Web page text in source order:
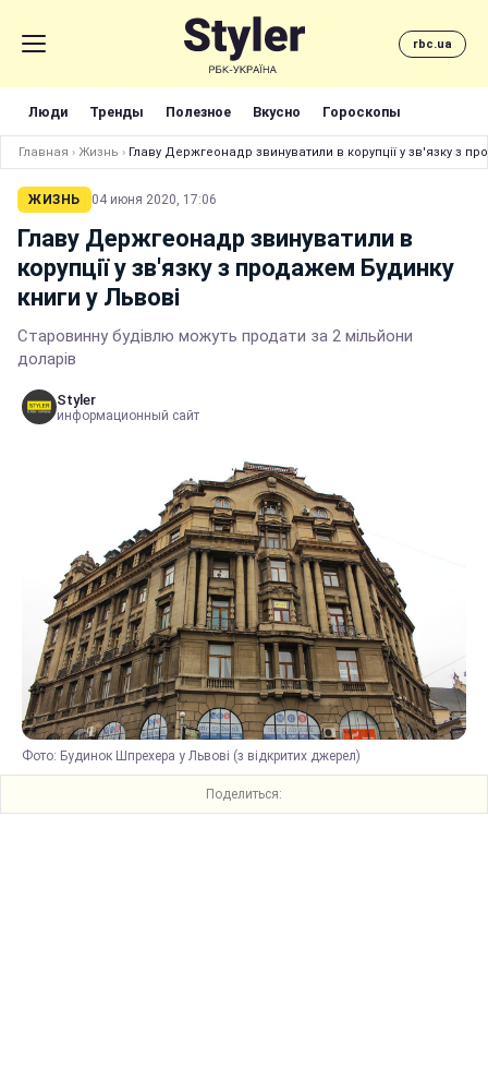
rbc.ua
Люди Тренды Полезное Вкусно Гороскопы
Главная › Жизнь › Главу Держгеонадр звинуватили в корупції у зв'язку з
ЖИЗНЬ 04 июня 2020, 17:06
Главу Держгеонадр звинуватили в
корупції у зв'язку з продажем Будинку
книги у Львові
Старовинну будівлю можуть продати за 2 мільйони
доларів
Styler
информационный сайт
Фото: Будинок Шпрехера у Львові (з відкритих джерел)
Поделиться: